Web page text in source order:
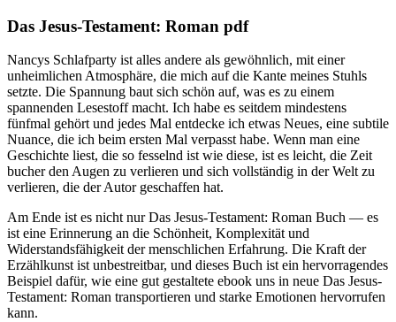
Das Jesus-Testament: Roman pdf
Nancys Schlafparty ist alles andere als gewöhnlich, mit einer
unheimlichen Atmosphäre, die mich auf die Kante meines Stuhls
setzte. Die Spannung baut sich schön auf, was es zu einem
spannenden Lesestoff macht. Ich habe es seitdem mindestens
fünfmal gehört und jedes Mal entdecke ich etwas Neues, eine subtile
Nuance, die ich beim ersten Mal verpasst habe. Wenn man eine
Geschichte liest, die so fesselnd ist wie diese, ist es leicht, die Zeit
bucher den Augen zu verlieren und sich vollständig in der Welt zu
verlieren, die der Autor geschaffen hat.
Am Ende ist es nicht nur Das Jesus-Testament: Roman Buch — es
ist eine Erinnerung an die Schönheit, Komplexität und
Widerstandsfähigkeit der menschlichen Erfahrung. Die Kraft der
Erzählkunst ist unbestreitbar, und dieses Buch ist ein hervorragendes
Beispiel dafür, wie eine gut gestaltete ebook uns in neue Das Jesus-
Testament: Roman transportieren und starke Emotionen hervorrufen
kann.